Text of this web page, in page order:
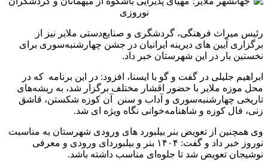
رئیس میراث فرهنگی، گردشگری و صنایع‌دستی ملایر نیز از
برگزاری آیین های دیرینه ایرانیان در جشن چهارشنبه‌سوری برای
نخستین بار در این شهرستان خبر داد.
ابراهیم جلیلی در گفت و گو با ایسنا، افزود: در این برنامه که در
محل موزه ملایر با حضور اقشار مختلف برگزار شد، به ریشه‌های
تاریخی چهارشنبه‌سوری و آداب و سنن آن کوزه شکستن‌، قاشق
زنی، فال کوزه ‌و شاهنامه‌خوانی ‌نگاه ویژه ای شد.
وی همچنین از تعویض بنر بیلبورد های ورودی شهرستان به مناسبت
نوروز ‌خبر داد و گفت: ۱۴۰۴ بنر و بیلبوردای ورودی و معرفی
نوشیجان تعویض شد تا جلوه‌ای مناسب داشته باشد.